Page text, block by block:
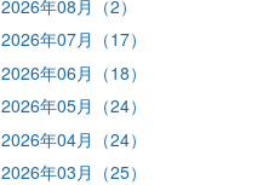
2026年08月（2）
2026年07月（17）
2026年06月（18）
2026年05月（24）
2026年04月（24）
2026年03月（25）